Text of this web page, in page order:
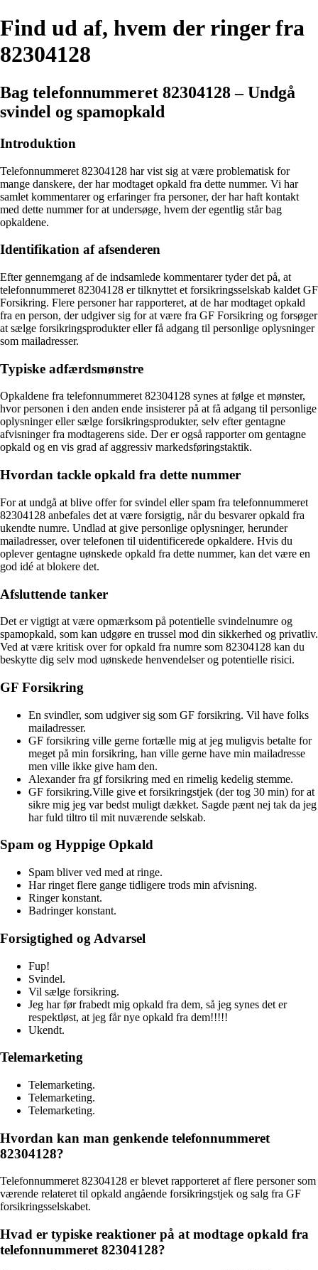
Find ud af, hvem der ringer fra
82304128
Bag telefonnummeret 82304128 – Undgå
svindel og spamopkald
Introduktion
Telefonnummeret 82304128 har vist sig at være problematisk for
mange danskere, der har modtaget opkald fra dette nummer. Vi har
samlet kommentarer og erfaringer fra personer, der har haft kontakt
med dette nummer for at undersøge, hvem der egentlig står bag
opkaldene.
Identifikation af afsenderen
Efter gennemgang af de indsamlede kommentarer tyder det på, at
telefonnummeret 82304128 er tilknyttet et forsikringsselskab kaldet GF
Forsikring. Flere personer har rapporteret, at de har modtaget opkald
fra en person, der udgiver sig for at være fra GF Forsikring og forsøger
at sælge forsikringsprodukter eller få adgang til personlige oplysninger
som mailadresser.
Typiske adfærdsmønstre
Opkaldene fra telefonnummeret 82304128 synes at følge et mønster,
hvor personen i den anden ende insisterer på at få adgang til personlige
oplysninger eller sælge forsikringsprodukter, selv efter gentagne
afvisninger fra modtagerens side. Der er også rapporter om gentagne
opkald og en vis grad af aggressiv markedsføringstaktik.
Hvordan tackle opkald fra dette nummer
For at undgå at blive offer for svindel eller spam fra telefonnummeret
82304128 anbefales det at være forsigtig, når du besvarer opkald fra
ukendte numre. Undlad at give personlige oplysninger, herunder
mailadresser, over telefonen til uidentificerede opkaldere. Hvis du
oplever gentagne uønskede opkald fra dette nummer, kan det være en
god idé at blokere det.
Afsluttende tanker
Det er vigtigt at være opmærksom på potentielle svindelnumre og
spamopkald, som kan udgøre en trussel mod din sikkerhed og privatliv.
Ved at være kritisk over for opkald fra numre som 82304128 kan du
beskytte dig selv mod uønskede henvendelser og potentielle risici.
GF Forsikring
En svindler, som udgiver sig som GF forsikring. Vil have folks
mailadresser.
GF forsikring ville gerne fortælle mig at jeg muligvis betalte for
meget på min forsikring, han ville gerne have min mailadresse
men ville ikke give ham den.
Alexander fra gf forsikring med en rimelig kedelig stemme.
GF forsikring.Ville give et forsikringstjek (der tog 30 min) for at
sikre mig jeg var bedst muligt dækket. Sagde pænt nej tak da jeg
har fuld tiltro til mit nuværende selskab.
Spam og Hyppige Opkald
Spam bliver ved med at ringe.
Har ringet flere gange tidligere trods min afvisning.
Ringer konstant.
Badringer konstant.
Forsigtighed og Advarsel
Fup!
Svindel.
Vil sælge forsikring.
Jeg har før frabedt mig opkald fra dem, så jeg synes det er
respektløst, at jeg får nye opkald fra dem!!!!!
Ukendt.
Telemarketing
Telemarketing.
Telemarketing.
Telemarketing.
Hvordan kan man genkende telefonnummeret
82304128?
Telefonnummeret 82304128 er blevet rapporteret af flere personer som
værende relateret til opkald angående forsikringstjek og salg fra GF
forsikringsselskabet.
Hvad er typiske reaktioner på at modtage opkald fra
telefonnummeret 82304128?